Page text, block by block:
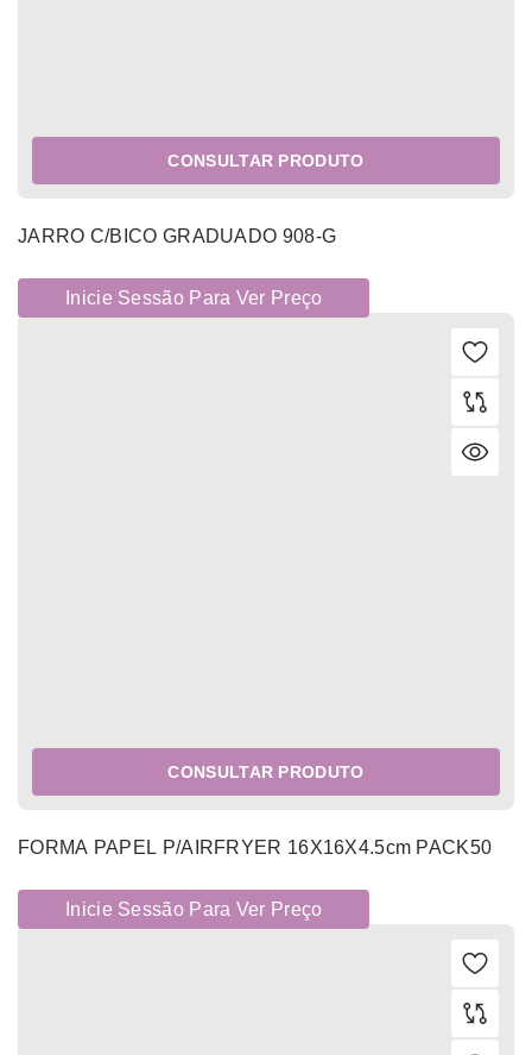
CONSULTAR PRODUTO
JARRO C/BICO GRADUADO 908-G
Inicie Sessão Para Ver Preço
CONSULTAR PRODUTO
FORMA PAPEL P/AIRFRYER 16X16X4.5cm PACK50
Inicie Sessão Para Ver Preço